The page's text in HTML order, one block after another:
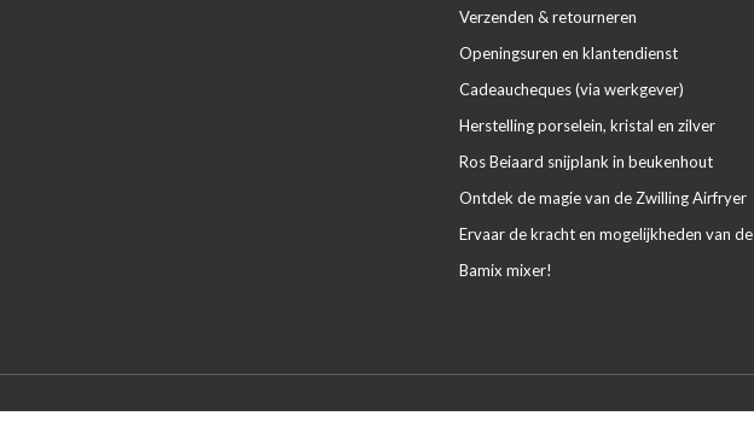
Verzenden & retourneren
Openingsuren en klantendienst
Cadeaucheques (via werkgever)
Herstelling porselein, kristal en zilver
Ros Beiaard snijplank in beukenhout
Ontdek de magie van de Zwilling Airfryer
Ervaar de kracht en mogelijkheden van de
Bamix mixer!
© Copyright 2026 - Powered byLightspeed- Theme byDMWS.nl|